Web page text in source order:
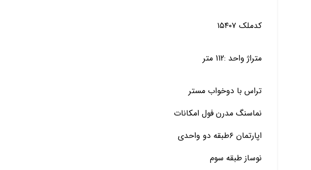
کدملک ۱۵۴۰۷
متراژ واحد :112 متر
تراس با دوخواب مستر
نماسنگ مدرن فول امکانات
اپارتمان ۶طبقه دو واحدی
نوساز طبقه سوم